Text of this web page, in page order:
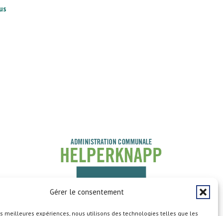
Gérer le consentement
meilleures expériences, nous utilisons des technologies telles que les